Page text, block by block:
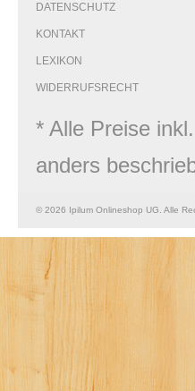
DATENSCHUTZ
KONTAKT
LEXIKON
WIDERRUFSRECHT
* Alle Preise
anders
© 2026 Ipilum Onlineshop UG. Alle